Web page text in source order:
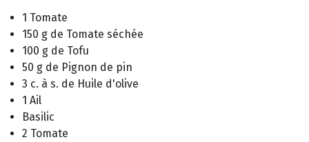
1 Tomate
150 g de Tomate séchée
100 g de Tofu
50 g de Pignon de pin
3 c. à s. de Huile d'olive
1 Ail
Basilic
2 Tomate